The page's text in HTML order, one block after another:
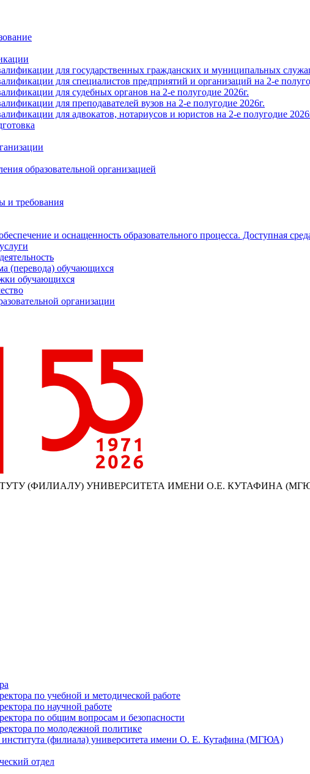
для государственных гражданских и муниципальных
для специалистов предприятий и организаций на 2-е
для судебных органов на 2-е полугодие 2026г.
для преподавателей вузов на 2-е полугодие 2026г.
для адвокатов, нотариусов и юристов на 2-е полугодие
образовательной организацией
и требования
и оснащенность образовательного процесса. Доступная
(перевода) обучающихся
обучающихся
организации
(ФИЛИАЛУ) УНИВЕРСИТЕТА ИМЕНИ О.Е. КУТАФИНА
по учебной и методической работе
по научной работе
по общим вопросам и безопасности
по молодежной политике
института (филиала) университета имени О. Е. Кутафина (МГЮА)
отдел